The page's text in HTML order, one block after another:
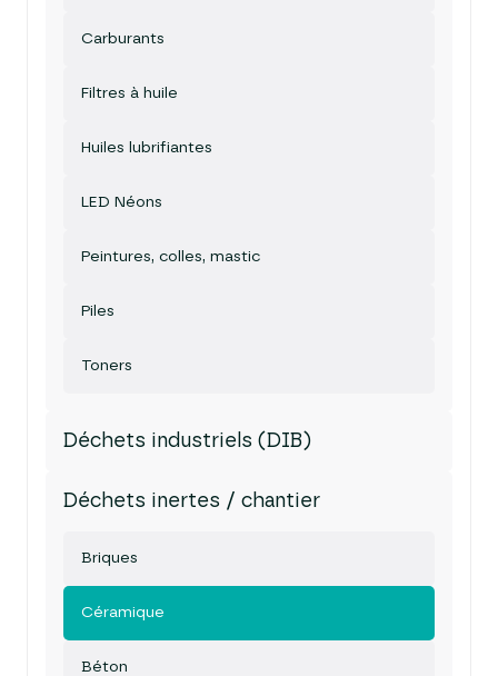
Carburants
Filtres à huile
Huiles lubrifiantes
LED Néons
Peintures, colles, mastic
Piles
Toners
Déchets industriels (DIB)
Déchets inertes / chantier
Briques
Céramique
Béton